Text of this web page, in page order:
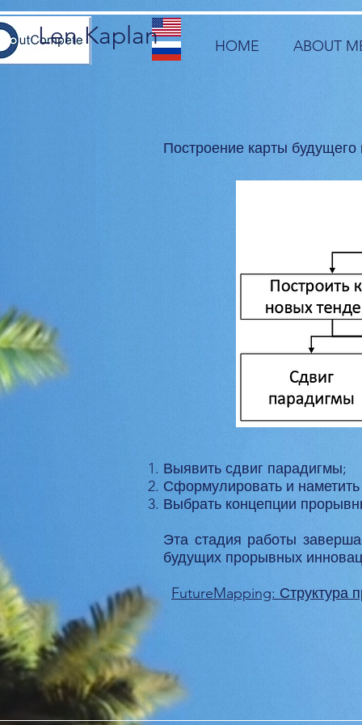
Len Kaplan HOME ABOUT
Построение карты
Выявить сдвиг парадигмы;
Сформулировать и
Выбрать концепции
Эта стадия работы
будущих прорывных
FutureMapping: Структура